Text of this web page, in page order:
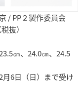
/ PP２製作委員会
抜）
㎝、24.0㎝、24.5
月6日（日）まで受け